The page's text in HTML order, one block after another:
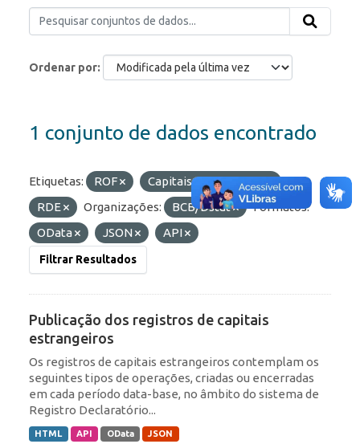
Ordenar por
1 conjunto de dados encontrado
Etiquetas: ROF
Capitais Estrangeiros
RDE
Organizações: BCB/Dstat
Formatos:
OData
JSON API
Filtrar Resultados
Publicação dos registros de capitais
estrangeiros
Os registros de capitais estrangeiros contemplam os
seguintes tipos de operações, criadas ou encerradas
em cada período data-base, no âmbito do sistema de
Registro Declaratório...
HTML API OData JSON